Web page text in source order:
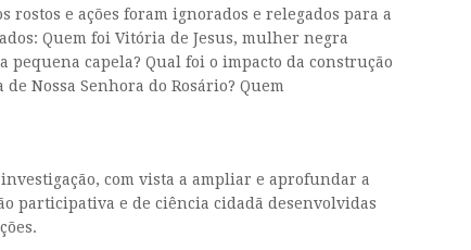
e ações foram ignorados e relegados para a
Quem foi Vitória de Jesus, mulher negra
capela? Qual foi o impacto da construção
Nossa Senhora do Rosário? Quem
com vista a ampliar e aprofundar a
participativa e de ciência cidadã desenvolvidas